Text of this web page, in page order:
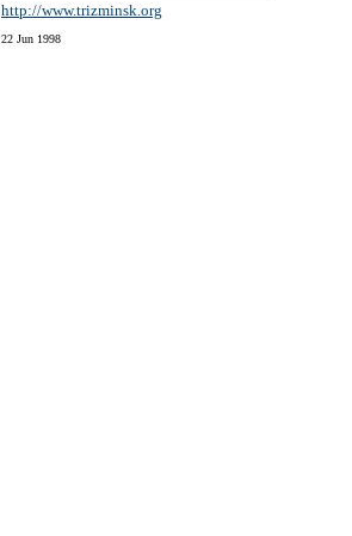
http://www.trizminsk.org
22 Jun 1998